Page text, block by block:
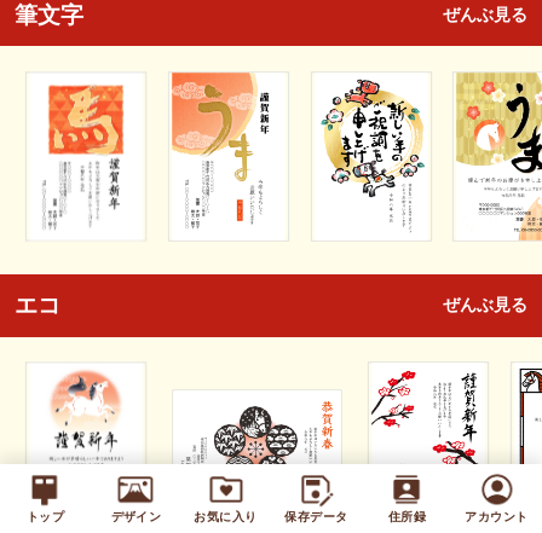
トップ デザイン お気に入り 保存データ 住所録 アカウント
筆文字 ぜんぶ見る
エコ ぜんぶ見る